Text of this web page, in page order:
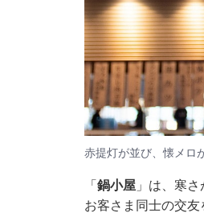
赤提灯が並び、懐メロ
「 鍋小屋」は、寒さ
お客さま同士の交